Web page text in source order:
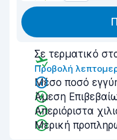
Σε τερματικό
Προβολή
Μέσο ποσό
Άμεση
Απεριόριστα
Μερική